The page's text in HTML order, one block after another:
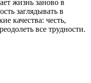
жизнь заново в
заглядывать в
качества: честь,
все трудности.